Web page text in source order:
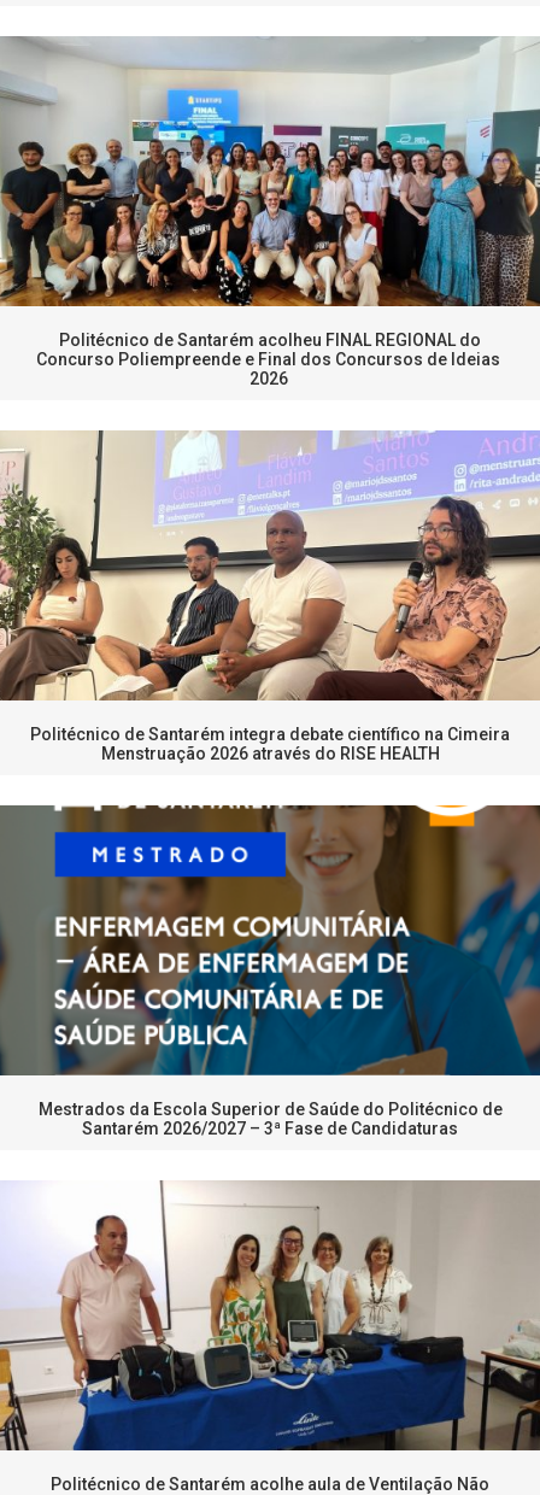
Politécnico de Santarém acolheu FINAL REGIONAL do
Concurso Poliempreende e Final dos Concursos de Ideias
2026
Politécnico de Santarém integra debate científico na Cimeira
Menstruação 2026 através do RISE HEALTH
Mestrados da Escola Superior de Saúde do Politécnico de
Santarém 2026/2027 – 3ª Fase de Candidaturas
Politécnico de Santarém acolhe aula de Ventilação Não